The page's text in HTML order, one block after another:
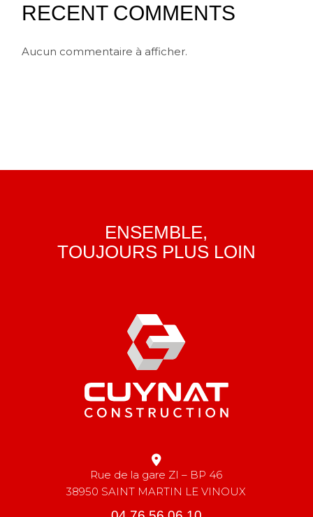
RECENT COMMENTS
Aucun commentaire à afficher.
ENSEMBLE,
TOUJOURS PLUS LOIN
Rue de la gare ZI – BP 46
38950 SAINT MARTIN LE VINOUX